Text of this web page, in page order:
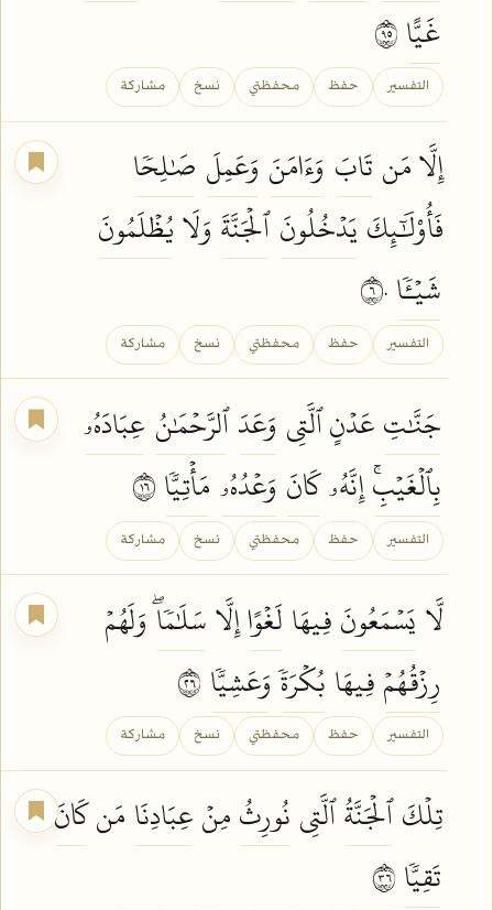
غَيًّا
التفسير حفظ محفظتي نسخ مشاركة
إِلَّا مَن تَابَ وَءَامَنَ وَعَمِلَ صَٰلِحٗا
فَأُوْلَٰٓئِكَ يَدۡخُلُونَٱلۡجَنَّةَ وَلَايُظۡلَمُونَ
شَيۡـٔٗا
التفسير حفظ محفظتي نسخ مشاركة
جَنَّٰتِعَدۡنٍ ٱلَّتِي وَعَدَٱلرَّحۡمَٰنُ عِبَادَهُۥ
بِٱلۡغَيۡبِۚإِنَّهُۥكَانَ وَعۡدُهُۥ مَأۡتِيّٗا
التفسير حفظ محفظتي نسخ مشاركة
لَّا يَسۡمَعُونَفِيهَا لَغۡوًاإِلَّاسَلَٰمٗاۖوَلَهُمۡ
رِزۡقُهُمۡفِيهَا بُكۡرَةٗ وَعَشِيّٗا
التفسير حفظ محفظتي نسخ مشاركة
تِلۡكَٱلۡجَنَّةُٱلَّتِي نُورِثُمِنۡعِبَادِنَا مَنكَانَ
تَقِيّٗا